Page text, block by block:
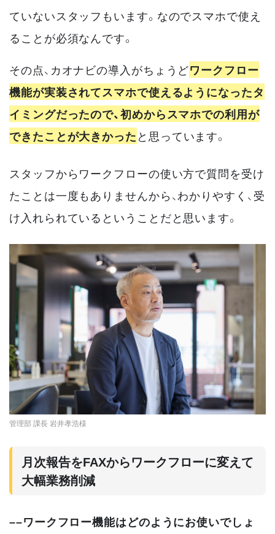
ていないスタッフもいます。なのでスマホで使え
ることが必須なんです。
その点、カオナビの導入がちょうどワークフロー
機能が実装されてスマホで使えるようになったタ
イミングだったので、初めからスマホでの利用が
できたことが大きかったと思っています。
スタッフからワークフローの使い方で質問を受け
たことは一度もありませんから、わかりやすく、受
け入れられているということだと思います。
管理部 課長 岩井孝浩様
月次報告をFAXからワークフローに変えて
大幅業務削減
––ワークフロー機能はどのようにお使いでしょ